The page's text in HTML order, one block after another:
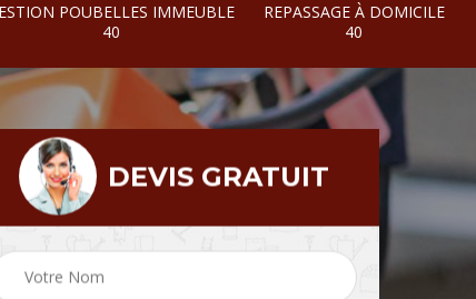
POUBELLES IMMEUBLE
40
REPASSAGE À DOMICILE
40
DEVIS GRATUIT